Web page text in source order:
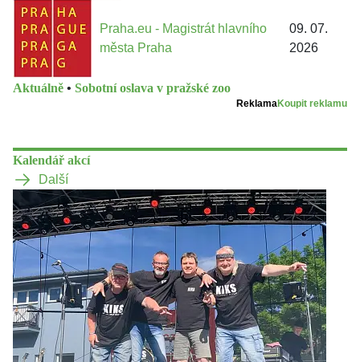
Praha.eu - Magistrát hlavního
města Praha
09. 07.
2026
Aktuálně • Sobotní oslava v pražské zoo
ReklamaKoupit reklamu
Kalendář akcí
Další